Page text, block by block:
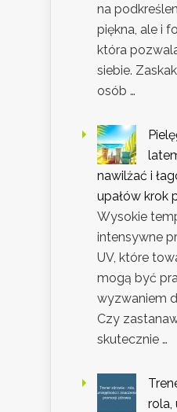
na
piękna, ale i
która
siebie.
osób …
nawilżać i
upałów krok
Wysokie
intensywne
UV, które
mogą być
wyzwaniem
Czy
skutecznie …
rola,